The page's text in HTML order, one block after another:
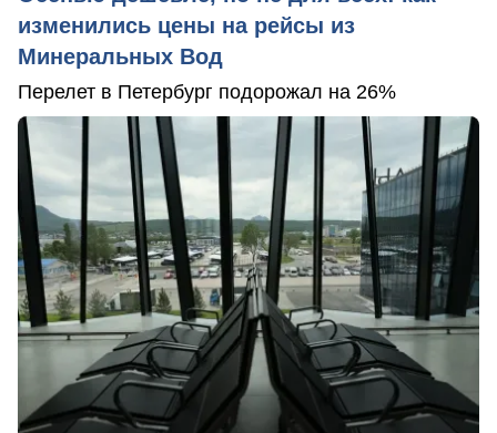
изменились цены на рейсы из
Минеральных Вод
Перелет в Петербург подорожал на 26%